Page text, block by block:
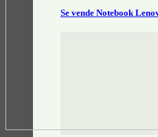
Se vende Notebook